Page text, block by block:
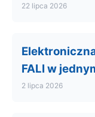
22 lipca 2026
FALI w
2 lipca 2026